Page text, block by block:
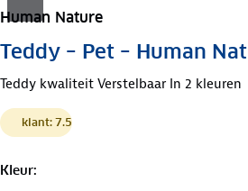
Human Nature
Teddy – Pet – Human
Teddy kwaliteit Verstelbaar In 2 kleuren
klant: 7.5
Kleur: